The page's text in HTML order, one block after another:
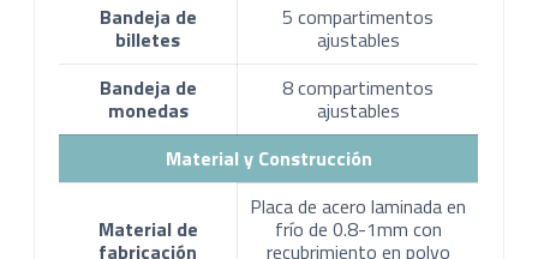
Bandeja de
billetes
5 compartimentos
ajustables
Bandeja de
monedas
8 compartimentos
ajustables
Material y Construcción
Material de
fabricación
Placa de acero laminada en
frío de 0.8-1mm con
recubrimiento en polvo